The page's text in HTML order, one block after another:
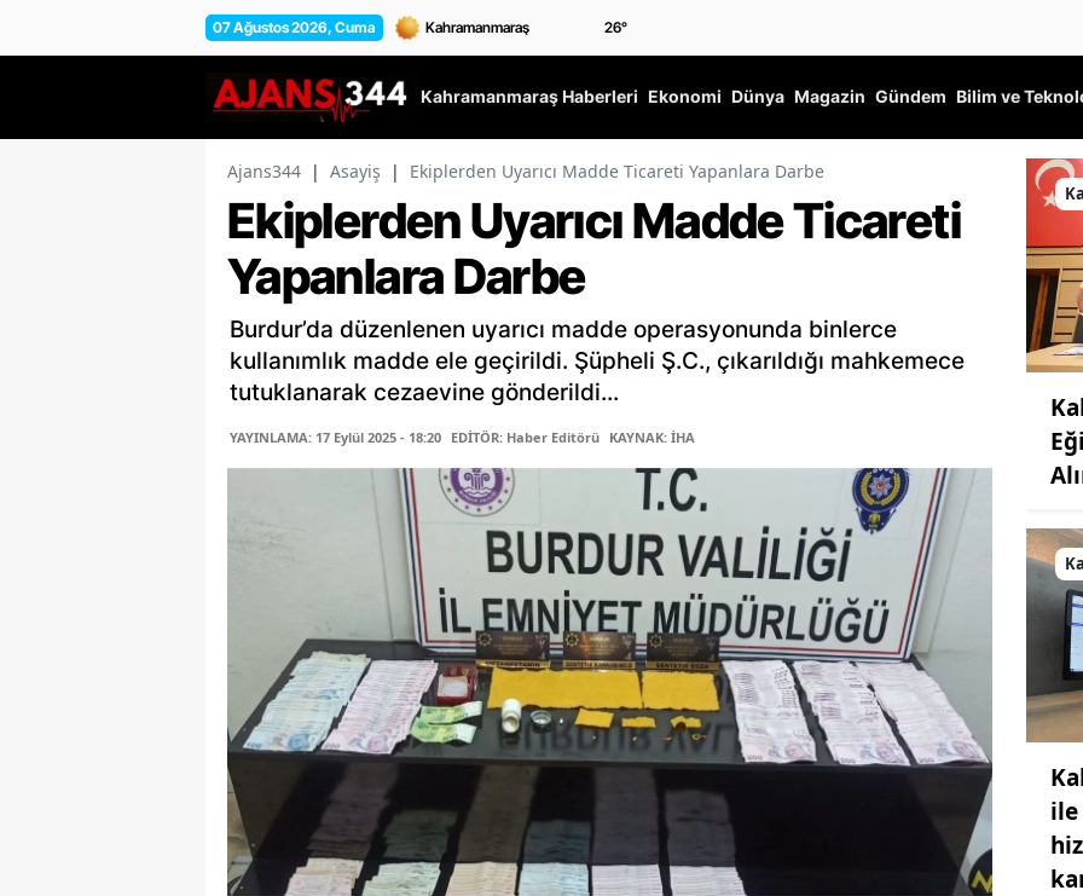
07 Ağustos 2026, Cuma 26°
Kahramanmaraş Haberleri Ekonomi Dünya Magazin Gündem Bilim ve
Ajans344 | Asayiş | Ekiplerden Uyarıcı Madde Ticareti Yapanlara Darbe
Ekiplerden Uyarıcı Madde Ticareti
Yapanlara Darbe
Burdur’da düzenlenen uyarıcı madde operasyonunda binlerce
kullanımlık madde ele geçirildi. Şüpheli Ş.C., çıkarıldığı mahkemece
tutuklanarak cezaevine gönderildi...
YAYINLAMA: 17 Eylül 2025 - 18:20 EDİTÖR: Haber Editörü KAYNAK: İHA